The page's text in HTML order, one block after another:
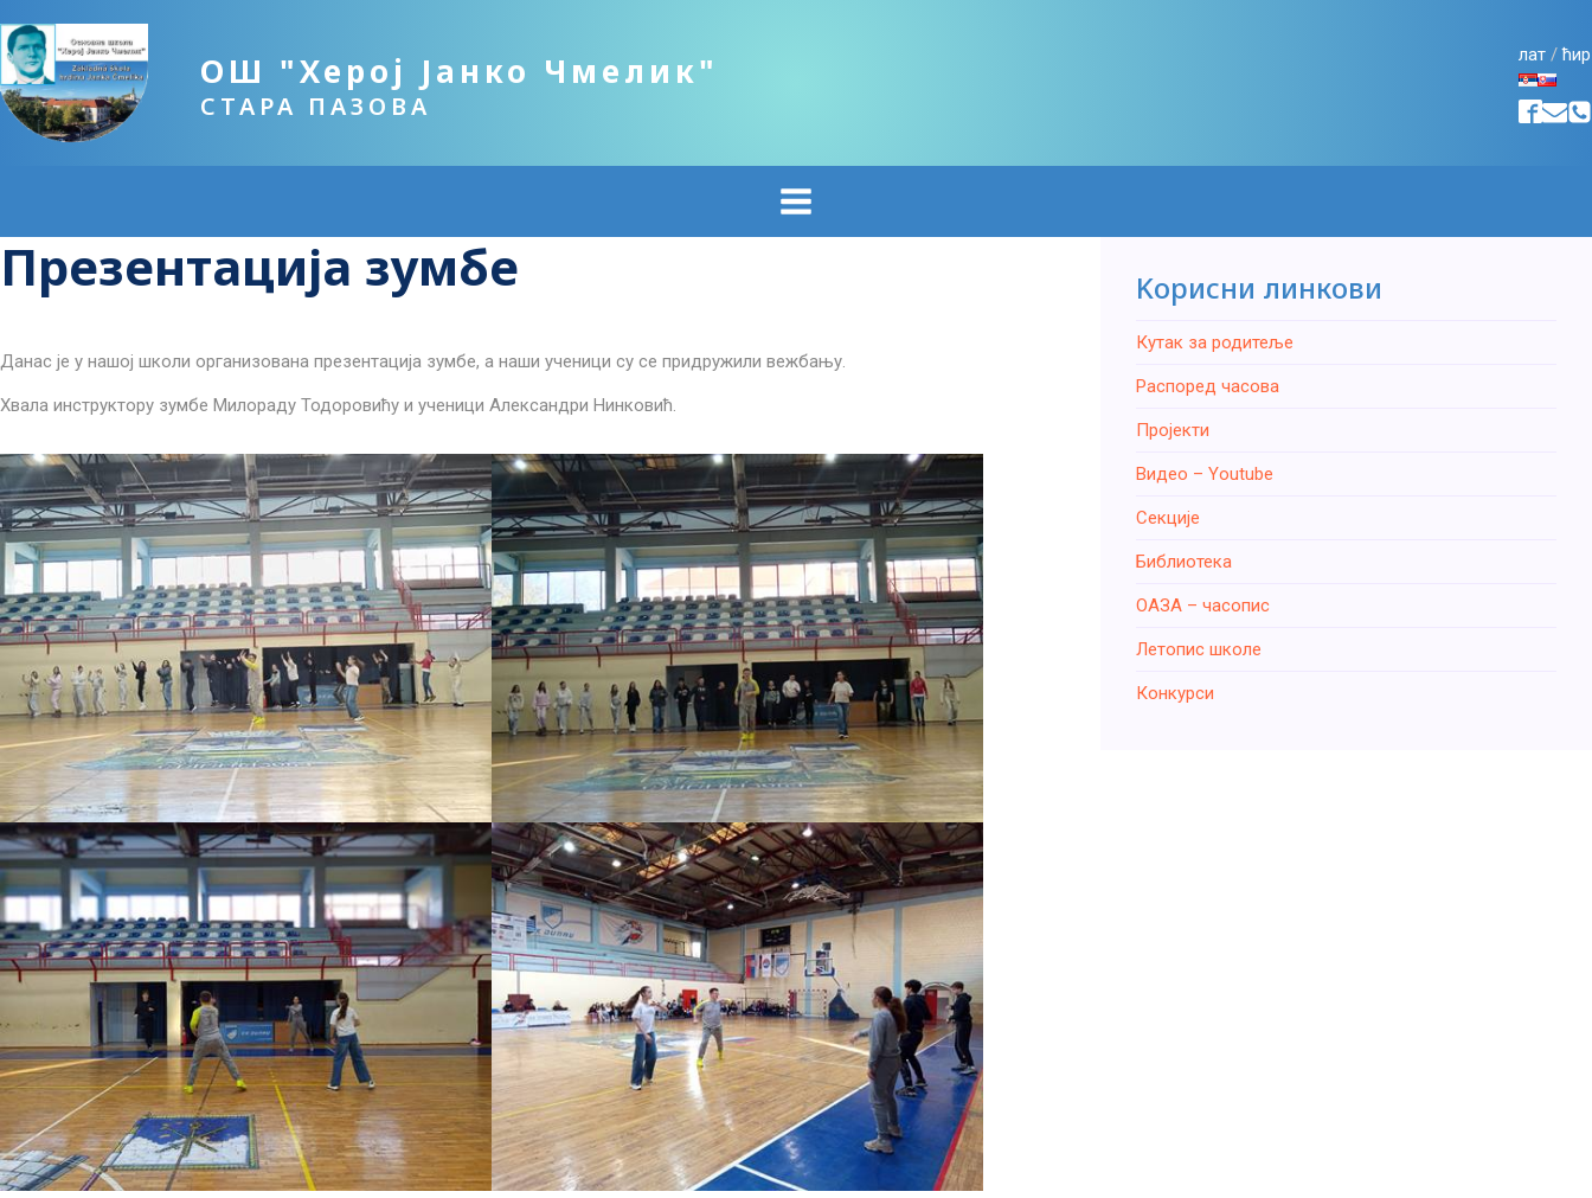
ОШ "Херој Јанко Чмелик"
СТАРА ПАЗОВА
лат /ћир
Презентација зумбе
Данас је у нашој школи организована презентација зумбе, а наши ученици су се придружили вежбању.
Хвала инструктору зумбе Милораду Тодоровићу и ученици Александри Нинковић.
Kорисни линкови
Кутак за родитеље
Распоред часова
Пројекти
Видео – Youtube
Секције
Библиотека
ОАЗА – часопис
Летопис школе
Конкурси